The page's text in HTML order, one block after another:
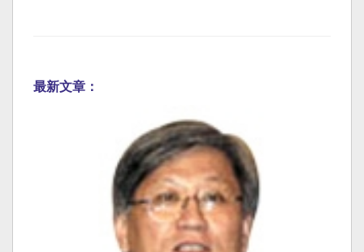
最新文章：